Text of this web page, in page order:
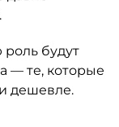
будут
— те, которые
дешевле.